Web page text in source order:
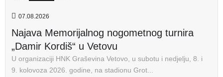
07.08.2026
Najava Memorijalnog nogometnog turnira
„Damir Kordiš“ u Vetovu
U organizaciji HNK Graševina Vetovo, u subotu i nedjelju, 8. i
9. kolovoza 2026. godine, na stadionu Grot...